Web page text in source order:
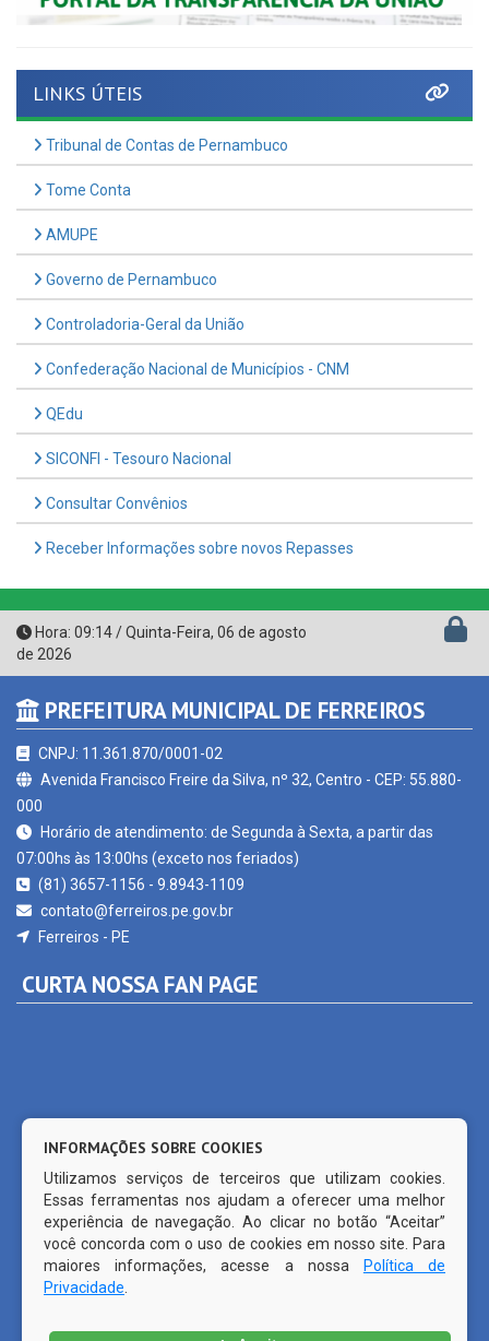
Tribunal de Contas de Pernambuco
Tome Conta
AMUPE
Governo de Pernambuco
Controladoria-Geral da União
Confederação Nacional de Municípios - CNM
QEdu
SICONFI - Tesouro Nacional
Consultar Convênios
Receber Informações sobre novos Repasses
Hora:09:14/Quinta-Feira,06 de agosto
de 2026
PREFEITURA MUNICIPAL DE FERREIROS
CNPJ: 11.361.870/0001-02
000
Horário de atendimento: de Segunda à Sexta, a partir das
07:00hs às 13:00hs (exceto nos feriados)
(81) 3657-1156 - 9.8943-1109
contato@ferreiros.pe.gov.br
Ferreiros - PE
CURTA NOSSA FAN PAGE
INFORMAÇÕES SOBRE COOKIES
Utilizamos serviços de terceiros que utilizam cookies.
Essas ferramentas nos ajudam a oferecer uma melhor
experiência de navegação. Ao clicar no botão “Aceitar”
você concorda com o uso de cookies em nosso site. Para
maiores informações, acesse a nossa
Política de
Privacidade